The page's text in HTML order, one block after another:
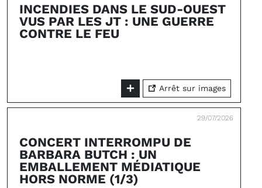
INCENDIES DANS LE SUD-OUEST
VUS PAR LES JT : UNE GUERRE
CONTRE LE FEU
Arrêt sur images
29/07/2026
CONCERT INTERROMPU DE
BARBARA BUTCH : UN
EMBALLEMENT MÉDIATIQUE
HORS NORME (1/3)